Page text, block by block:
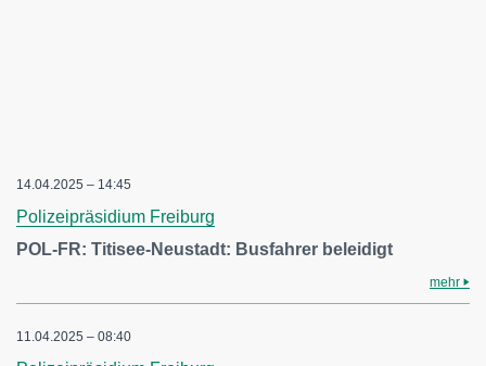
14.04.2025 – 14:45
Polizeipräsidium Freiburg
POL-FR: Titisee-Neustadt: Busfahrer beleidigt
mehr
11.04.2025 – 08:40